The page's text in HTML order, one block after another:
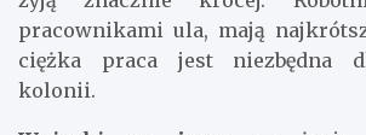
pracownikami ula, mają
ciężka praca jest niezbędna
kolonii.